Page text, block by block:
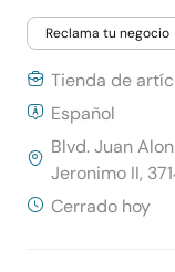
Reclama tu negocio
Tienda de
Español
Blvd. Juan
Jeronimo II,
Cerrado hoy